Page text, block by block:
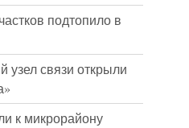
подтопило в
связи открыли
к микрорайону